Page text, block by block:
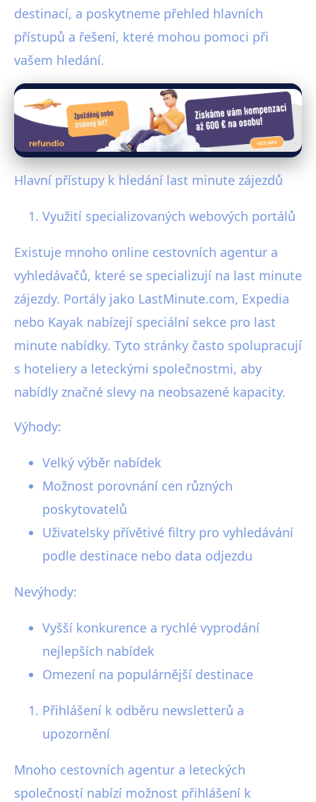
destinací, a poskytneme přehled hlavních
přístupů a řešení, které mohou pomoci při
vašem hledání.
Hlavní přístupy k hledání last minute zájezdů
Využití specializovaných webových portálů
Existuje mnoho online cestovních agentur a
vyhledávačů, které se specializují na last minute
zájezdy. Portály jako LastMinute.com, Expedia
nebo Kayak nabízejí speciální sekce pro last
minute nabídky. Tyto stránky často spolupracují
s hoteliery a leteckými společnostmi, aby
nabídly značné slevy na neobsazené kapacity.
Výhody:
Velký výběr nabídek
Možnost porovnání cen různých
poskytovatelů
Uživatelsky přívětivé filtry pro vyhledávání
podle destinace nebo data odjezdu
Nevýhody:
Vyšší konkurence a rychlé vyprodání
nejlepších nabídek
Omezení na populárnější destinace
Přihlášení k odběru newsletterů a
upozornění
Mnoho cestovních agentur a leteckých
společností nabízí možnost přihlášení k